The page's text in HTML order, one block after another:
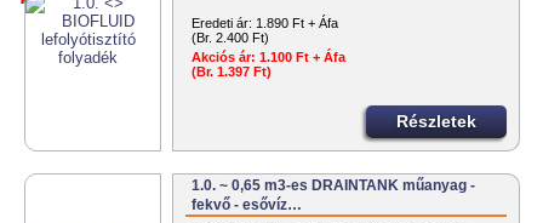
Eredeti ár: 1.890 Ft + Áfa
(Br. 2.400 Ft)
Akciós ár: 1.100 Ft + Áfa
(Br. 1.397 Ft)
Részletek
1.0. ~ 0,65 m3-es DRAINTANK műanyag -
fekvő - esővíz…